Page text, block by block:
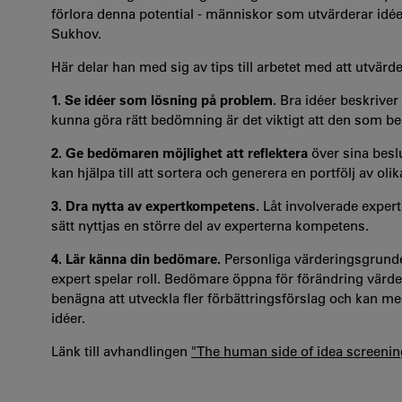
förlora denna potential - människor som utvärderar
Sukhov.
Här delar han med sig av tips till arbetet med att
1. Se idéer som lösning på problem. Bra idéer
kunna göra rätt bedömning är det viktigt att den som
2. Ge bedömaren möjlighet att reflektera över sina
kan hjälpa till att sortera och generera en portfölj av
3. Dra nytta av expertkompetens. Låt involverade
sätt nyttjas en större del av experterna kompetens.
4. Lär känna din bedömare. Personliga
expert spelar roll. Bedömare öppna för förändring
benägna att utveckla fler förbättringsförslag och kan
idéer.
Länk till avhandlingen "The human side of idea